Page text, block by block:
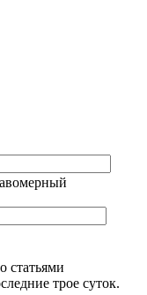
статьями
трое суток.